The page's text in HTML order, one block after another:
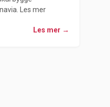
Les mer
Les mer →